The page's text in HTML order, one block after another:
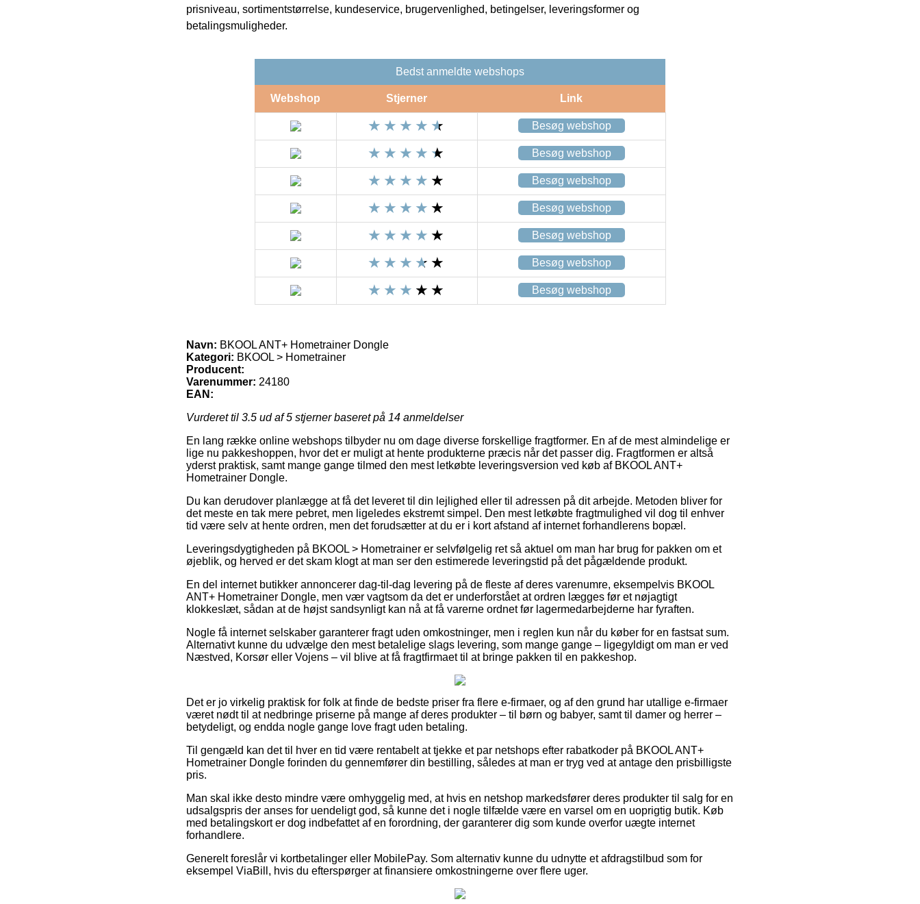
prisniveau, sortimentstørrelse, kundeservice, brugervenlighed, betingelser, leveringsformer og
betalingsmuligheder.
Bedst anmeldte webshops
Webshop Stjerner Link
Besøg webshop
Besøg webshop
Besøg webshop
Besøg webshop
Besøg webshop
Besøg webshop
Besøg webshop
Navn: BKOOL ANT+ Hometrainer Dongle
Kategori: BKOOL > Hometrainer
Producent:
Varenummer: 24180
EAN:
Vurderet til 3.5 ud af 5 stjerner baseret på 14 anmeldelser
En lang række online webshops tilbyder nu om dage diverse forskellige fragtformer. En af de mest almindelige er
lige nu pakkeshoppen, hvor det er muligt at hente produkterne præcis når det passer dig. Fragtformen er altså
yderst praktisk, samt mange gange tilmed den mest letkøbte leveringsversion ved køb af BKOOL ANT+
Hometrainer Dongle.
Du kan derudover planlægge at få det leveret til din lejlighed eller til adressen på dit arbejde. Metoden bliver for
det meste en tak mere pebret, men ligeledes ekstremt simpel. Den mest letkøbte fragtmulighed vil dog til enhver
tid være selv at hente ordren, men det forudsætter at du er i kort afstand af internet forhandlerens bopæl.
Leveringsdygtigheden på BKOOL > Hometrainer er selvfølgelig ret så aktuel om man har brug for pakken om et
øjeblik, og herved er det skam klogt at man ser den estimerede leveringstid på det pågældende produkt.
En del internet butikker annoncerer dag-til-dag levering på de fleste af deres varenumre, eksempelvis BKOOL
ANT+ Hometrainer Dongle, men vær vagtsom da det er underforstået at ordren lægges før et nøjagtigt
klokkeslæt, sådan at de højst sandsynligt kan nå at få varerne ordnet før lagermedarbejderne har fyraften.
Nogle få internet selskaber garanterer fragt uden omkostninger, men i reglen kun når du køber for en fastsat sum.
Alternativt kunne du udvælge den mest betalelige slags levering, som mange gange – ligegyldigt om man er ved
Næstved, Korsør eller Vojens – vil blive at få fragtfirmaet til at bringe pakken til en pakkeshop.
Det er jo virkelig praktisk for folk at finde de bedste priser fra flere e-firmaer, og af den grund har utallige e-firmaer
været nødt til at nedbringe priserne på mange af deres produkter – til børn og babyer, samt til damer og herrer –
betydeligt, og endda nogle gange love fragt uden betaling.
Til gengæld kan det til hver en tid være rentabelt at tjekke et par netshops efter rabatkoder på BKOOL ANT+
Hometrainer Dongle forinden du gennemfører din bestilling, således at man er tryg ved at antage den prisbilligste
pris.
Man skal ikke desto mindre være omhyggelig med, at hvis en netshop markedsfører deres produkter til salg for en
udsalgspris der anses for uendeligt god, så kunne det i nogle tilfælde være en varsel om en uoprigtig butik. Køb
med betalingskort er dog indbefattet af en forordning, der garanterer dig som kunde overfor uægte internet
forhandlere.
Generelt foreslår vi kortbetalinger eller MobilePay. Som alternativ kunne du udnytte et afdragstilbud som for
eksempel ViaBill, hvis du efterspørger at finansiere omkostningerne over flere uger.